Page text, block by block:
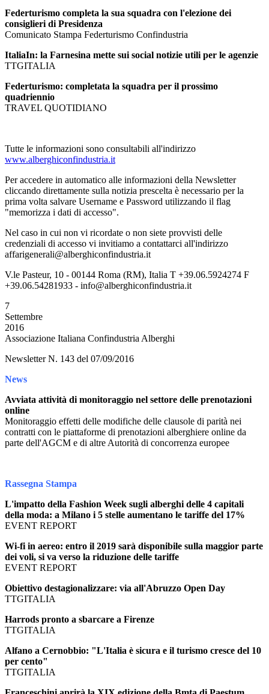
Federturismo completa la sua squadra con l'elezione dei
consiglieri di Presidenza
Comunicato Stampa Federturismo Confindustria
ItaliaIn: la Farnesina mette sui social notizie utili per le agenzie
TTGITALIA
Federturismo: completata la squadra per il prossimo
quadriennio
TRAVEL QUOTIDIANO
Tutte le informazioni sono consultabili all'indirizzo
www.alberghiconfindustria.it
Per accedere in automatico alle informazioni della Newsletter
cliccando direttamente sulla notizia prescelta è necessario per la
prima volta salvare Username e Password utilizzando il flag
"memorizza i dati di accesso".
Nel caso in cui non vi ricordate o non siete provvisti delle
credenziali di accesso vi invitiamo a contattarci all'indirizzo
affarigenerali@alberghiconfindustria.it
V.le Pasteur, 10 - 00144 Roma (RM), Italia T +39.06.5924274 F
+39.06.54281933 - info@alberghiconfindustria.it
7
Settembre
2016
Associazione Italiana Confindustria Alberghi
Newsletter N. 143 del 07/09/2016
News
Avviata attività di monitoraggio nel settore delle prenotazioni
online
Monitoraggio effetti delle modifiche delle clausole di parità nei
contratti con le piattaforme di prenotazioni alberghiere online da
parte dell'AGCM e di altre Autorità di concorrenza europee
Rassegna Stampa
L'impatto della Fashion Week sugli alberghi delle 4 capitali
della moda: a Milano i 5 stelle aumentano le tariffe del 17%
EVENT REPORT
Wi-fi in aereo: entro il 2019 sarà disponibile sulla maggior parte
dei voli, si va verso la riduzione delle tariffe
EVENT REPORT
Obiettivo destagionalizzare: via all'Abruzzo Open Day
TTGITALIA
Harrods pronto a sbarcare a Firenze
TTGITALIA
Alfano a Cernobbio: "L'Italia è sicura e il turismo cresce del 10
per cento"
TTGITALIA